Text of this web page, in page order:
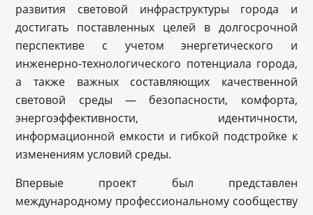
развития световой инфраструктуры города и
достигать поставленных целей в долгосрочной
перспективе с учетом энергетического и
инженерно-технологического потенциала города,
а также важных составляющих качественной
световой среды — безопасности, комфорта,
энергоэффективности, идентичности,
информационной емкости и гибкой подстройке к
изменениям условий среды.
Впервые проект был представлен
международному профессиональному сообществу